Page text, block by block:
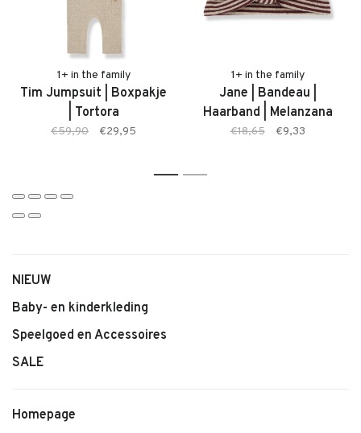
• Kleur: Melanzana
• Praktische sluiting
• Comfortabele pasvorm
• Geschikt voor baby’s
• Makkelijk te combineren
1+ in the family
Tim Jumpsuit | Boxpakje
| Tortora
€59,90 €29,95
1+ in the family
Jane | Bandeau |
Haarband | Melanzana
€18,65 €9,33
1 2
NIEUW
Baby- en kinderkleding
Speelgoed en Accessoires
SALE
Homepage